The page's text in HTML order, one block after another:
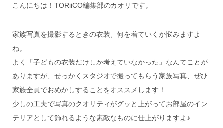
こんにちは！TORiiCO編集部のカオリです。
家族写真を撮影するときの衣装、何を着ていくか悩みますよ
ね。
よく「子どもの衣装だけしか考えていなかった」なんてことが
ありますが、せっかくスタジオで撮ってもらう家族写真、ぜひ
家族全員でおめかしすることをオススメします！
少しの工夫で写真のクオリティがグッと上がってお部屋のイン
テリアとして飾れるような素敵なものに仕上がりますよ♪